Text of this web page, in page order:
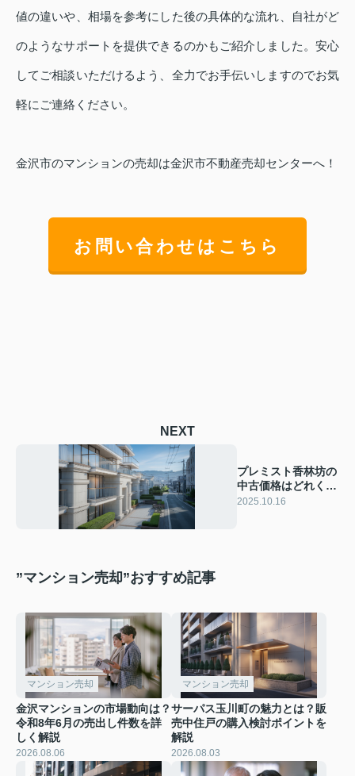
値の違いや、相場を参考にした後の具体的な流れ、自社がど
のようなサポートを提供できるのかもご紹介しました。安心
してご相談いただけるよう、全力でお手伝いしますのでお気
軽にご連絡ください。
金沢市のマンションの売却は金沢市不動産売却センターへ！
お問い合わせはこちら
NEXT
プレミスト香林坊の
中古価格はどれくら
い？実例や価格帯別
2025.10.16
”マンション売却”おすすめ記事
マンション売却
金沢マンションの市場動向は？
令和8年6月の売出し件数を詳
しく解説
2026.08.06
マンション売却
サーパス玉川町の魅力とは？販
売中住戸の購入検討ポイントを
解説
2026.08.03